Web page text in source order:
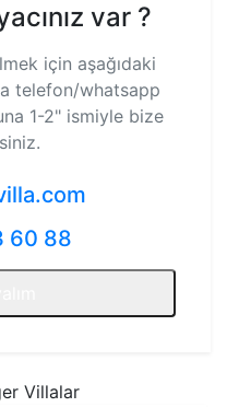
var ?
için aşağıdaki
telefon/whatsapp
1-2"ismiyle bize
60 88
Villalar